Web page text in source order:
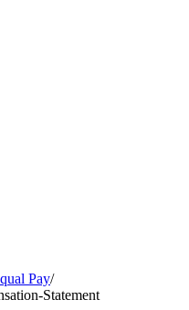
Pay/
Statement